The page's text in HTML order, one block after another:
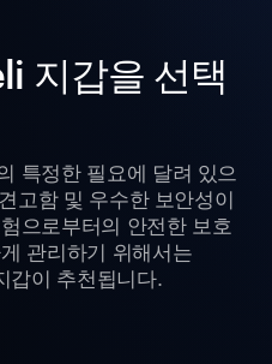
지갑을 선택
특정한 필요에 달려 있으
고함 및 우수한 보안성이
으로부터의 안전한 보호
관리하기 위해서는
갑이 추천됩니다.